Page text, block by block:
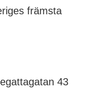
främsta
43